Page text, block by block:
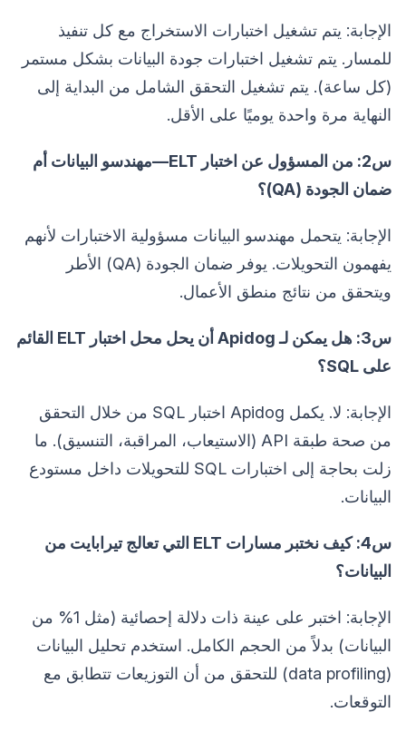
الإجابة: يتم تشغيل اختبارات الاستخراج مع كل تنفيذ
للمسار. يتم تشغيل اختبارات جودة البيانات بشكل مستمر
(كل ساعة). يتم تشغيل التحقق الشامل من البداية إلى
النهاية مرة واحدة يوميًا على الأقل.
س2: من المسؤول عن اختبار ELT—مهندسو البيانات أم
ضمان الجودة (QA)؟
الإجابة: يتحمل مهندسو البيانات مسؤولية الاختبارات لأنهم
يفهمون التحويلات. يوفر ضمان الجودة (QA) الأطر
ويتحقق من نتائج منطق الأعمال.
س3: هل يمكن لـ Apidog أن يحل محل اختبار ELT القائم
على SQL؟
الإجابة: لا. يكمل Apidog اختبار SQL من خلال التحقق
من صحة طبقة API (الاستيعاب، المراقبة، التنسيق). ما
زلت بحاجة إلى اختبارات SQL للتحويلات داخل مستودع
البيانات.
س4: كيف نختبر مسارات ELT التي تعالج تيرابايت من
البيانات؟
الإجابة: اختبر على عينة ذات دلالة إحصائية (مثل 1% من
البيانات) بدلاً من الحجم الكامل. استخدم تحليل البيانات
(data profiling) للتحقق من أن التوزيعات تتطابق مع
التوقعات.